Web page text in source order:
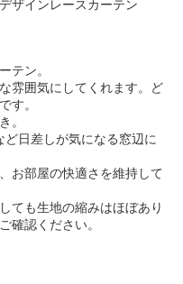
ザインレースカーテン
テン。
雰囲気にしてくれます。ど
す。
。
日差しが気になる窓辺に
お部屋の快適さを維持して
ても生地の縮みはほぼあり
確認ください。